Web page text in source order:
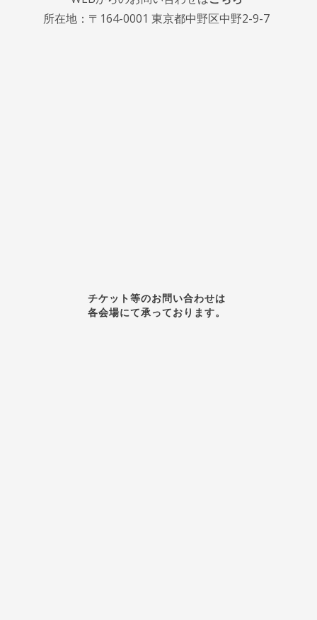
所在地：〒164-0001 東京都中野区中野2-9-7
チケット等のお問い合わせは
各会場にて承っております。